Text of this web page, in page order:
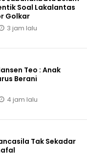
Soal Lakalantas
Golkar
3 jam lalu
Teo : Anak
Berani
4 jam lalu
Tak Sekadar